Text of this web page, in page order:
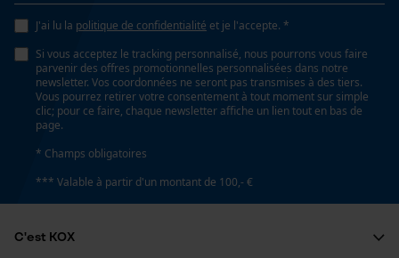
Type de poche
poches à fermeture éclair, poche poitrine, poches
latérales, poches frontales, poches avant
Conditions météorologiques
temps modéré
Spécifications techniques
Lubrification automatique de la chaîne
J'ai lu la politique de confidentialité et je l'accepte. *
Si vous acceptez le tracking personnalisé, nous pourrons vous faire
parvenir des offres promotionnelles personnalisées dans notre
newsletter. Vos coordonnées ne seront pas transmises à des tiers.
Vous pourrez retirer votre consentement à tout moment sur simple
clic; pour ce faire, chaque newsletter affiche un lien tout en bas de
page.
* Champs obligatoires
*** Valable à partir d'un montant de 100,- €
C'est KOX
Panier sauvegardé
Salutation personnelle
Géo-IP et détection des
utilisateurs
Vidéos YouTube
Google Maps
Prise de contact par chat